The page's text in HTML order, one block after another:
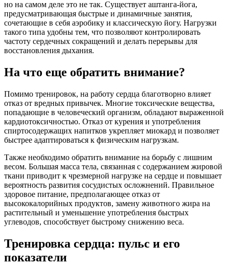
но на самом деле это не так. Существует аштанга-йога,
предусматривающая быстрые и динамичные занятия,
сочетающие в себя аэробику и классическую йогу. Нагрузки
такого типа удобны тем, что позволяют контролировать
частоту сердечных сокращений и делать перерывы для
восстановления дыхания.
На что еще обратить внимание?
Помимо тренировок, на работу сердца благотворно влияет
отказ от вредных привычек. Многие токсические вещества,
попадающие в человеческий организм, обладают выраженной
кардиотоксичностью. Отказ от курения и употребления
спиртосодержащих напитков укрепляет миокард и позволяет
быстрее адаптироваться к физическим нагрузкам.
Также необходимо обратить внимание на борьбу с лишним
весом. Большая масса тела, связанная с содержанием жировой
ткани приводит к чрезмерной нагрузке на сердце и повышает
вероятность развития сосудистых осложнений. Правильное
здоровое питание, предполагающее отказ от
высококалорийных продуктов, замену животного жира на
растительный и уменьшение употребления быстрых
углеводов, способствует быстрому снижению веса.
Тренировка сердца: пульс и его
показатели